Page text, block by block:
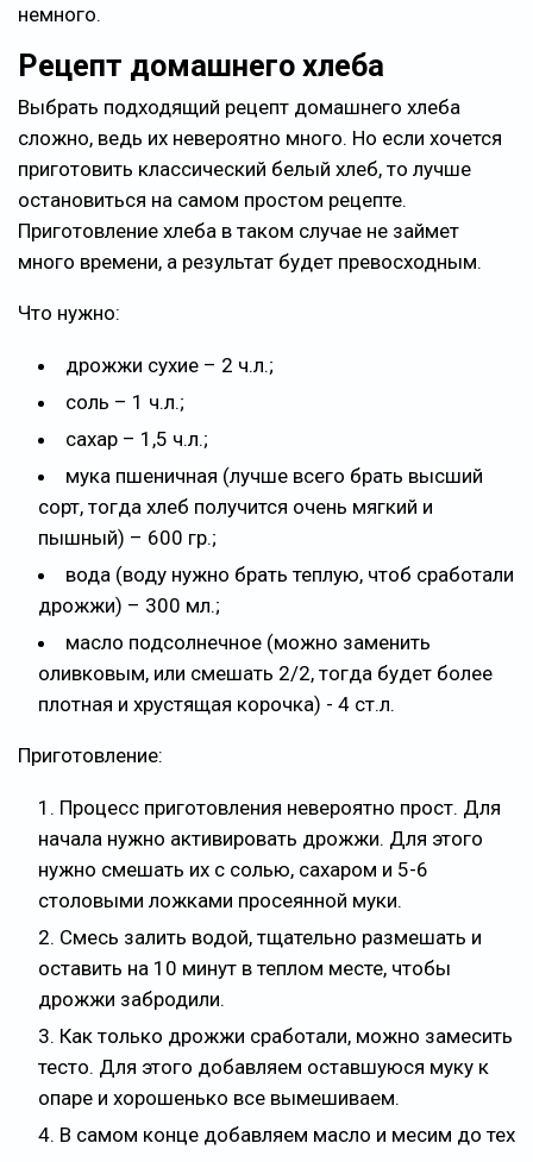
немного.
Рецепт домашнего хлеба
Выбрать подходящий рецепт домашнего хлеба
сложно, ведь их невероятно много. Но если хочется
приготовить классический белый хлеб, то лучше
остановиться на самом простом рецепте.
Приготовление хлеба в таком случае не займет
много времени, а результат будет превосходным.
Что нужно:
дрожжи сухие – 2 ч.л.;
соль – 1 ч.л.;
сахар – 1,5 ч.л.;
мука пшеничная (лучше всего брать высший
сорт, тогда хлеб получится очень мягкий и
пышный) – 600 гр.;
вода (воду нужно брать теплую, чтоб сработали
дрожжи) – 300 мл.;
масло подсолнечное (можно заменить
оливковым, или смешать 2/2, тогда будет более
плотная и хрустящая корочка) - 4 ст.л.
Приготовление:
Процесс приготовления невероятно прост. Для
начала нужно активировать дрожжи. Для этого
нужно смешать их с солью, сахаром и 5-6
столовыми ложками просеянной муки.
Смесь залить водой, тщательно размешать и
оставить на 10 минут в теплом месте, чтобы
дрожжи забродили.
Как только дрожжи сработали, можно замесить
тесто. Для этого добавляем оставшуюся муку к
опаре и хорошенько все вымешиваем.
В самом конце добавляем масло и месим до тех